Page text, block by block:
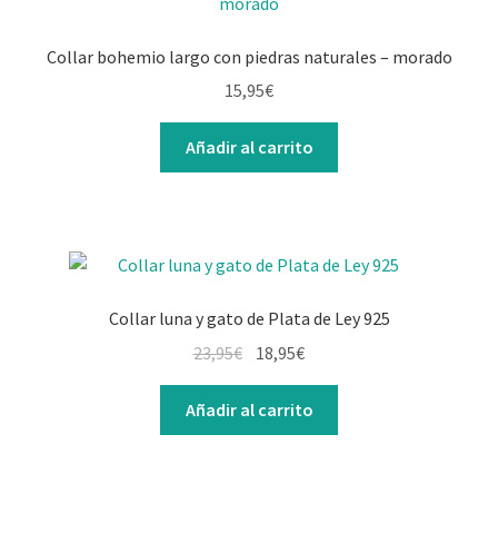
Collar bohemio largo con piedras naturales – morado
15,95€
Añadir al carrito
Collar luna y gato de Plata de Ley 925
23,95€ El
original
era:
18,95€El
actual
es:
Añadir al carrito